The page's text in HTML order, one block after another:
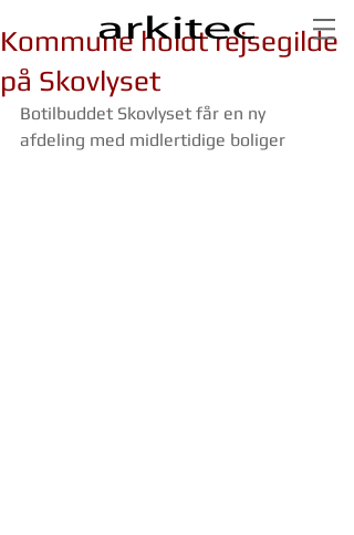
Kommune holdt rejsegilde
på Skovlyset
Botilbuddet Skovlyset får en ny
afdeling med midlertidige boliger